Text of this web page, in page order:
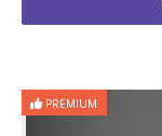
PREMIUM